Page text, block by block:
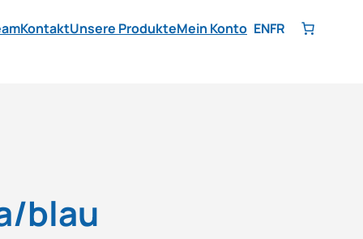
KontaktUnsere ProdukteMein Konto ENFR
blau